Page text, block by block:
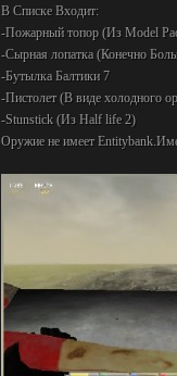
В Списке Входит:
-Пожарный топор (Из Model
-Сырная лопатка (Конечно
-Бутылка Балтики 7
-Пистолет (В виде холодного
-Stunstick (Из Half life 2)
Оружие не имеет